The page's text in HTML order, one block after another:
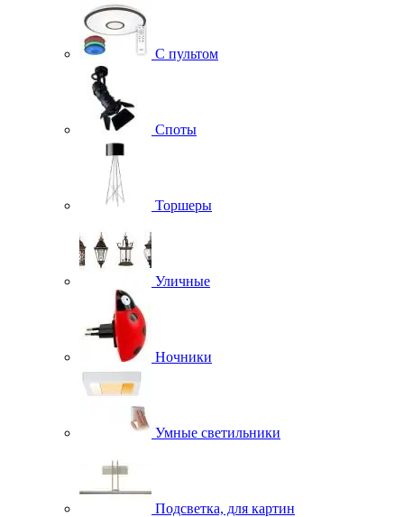
С пультом
Споты
Торшеры
Уличные
Ночники
Умные светильники
Подсветка, для картин